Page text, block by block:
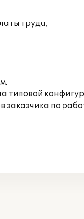
труда;
типовой
по